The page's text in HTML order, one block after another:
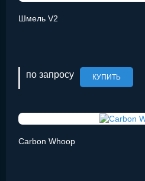
Шмель V2
по запросу КУПИТЬ
Carbon Whoop